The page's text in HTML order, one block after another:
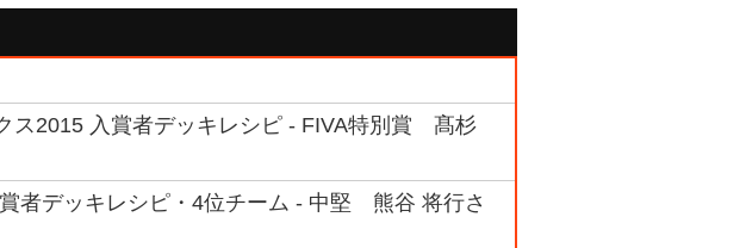
ス2015 入賞者デッキレシピ - FIVA特別賞 髙杉
者デッキレシピ・4位チーム - 中堅 熊谷 将行さ